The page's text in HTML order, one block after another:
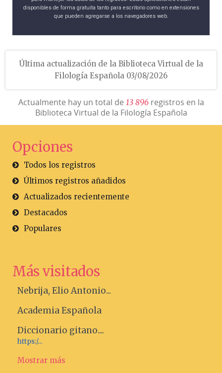
disponibles de forma gratuita tanto para escritorio como en extensiones
que pueden agregarse a los navegadores web.
Última actualización de la Biblioteca Virtual de la
Filología Española 03/08/2026
Actualmente hay un total de 13 896registros en la
Biblioteca Virtual de la Filología Española
Opciones
Todos los registros
Últimos registros añadidos
Actualizados recientemente
Destacados
Populares
Más visitados
Nebrija, Elio Antonio...
Academia Española
Diccionario gitano....
https:/...
Mostrar más